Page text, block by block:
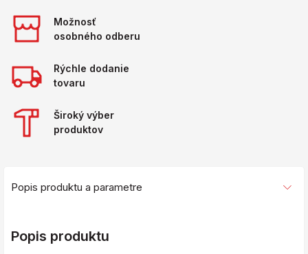
Možnosť
osobného odberu
Rýchle dodanie
tovaru
Široký výber
produktov
Popis produktu a parametre
Popis produktu